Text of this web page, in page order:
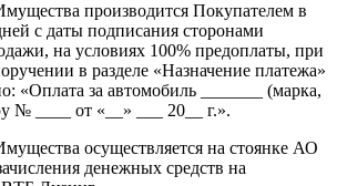
производится Покупателем в
с даты подписания сторонами
на условиях 100% предоплаты, при
в разделе «Назначение платежа»
«Оплата за автомобиль _______ (марка,
№ ____ от «__» ___ 20__ г.».
осуществляется на стоянке АО
денежных средств на